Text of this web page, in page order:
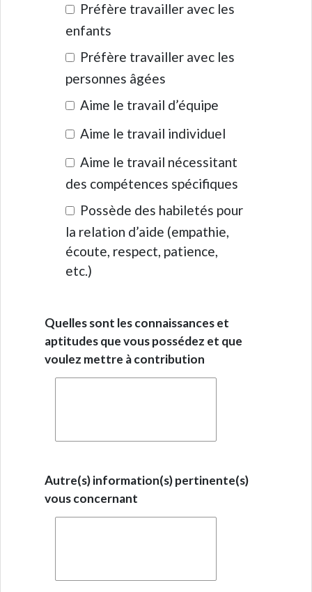
Préfère travailler avec les
enfants
Préfère travailler avec les
personnes âgées
Aime le travail d’équipe
Aime le travail individuel
Aime le travail nécessitant
des compétences spécifiques
Possède des habiletés pour
la relation d’aide (empathie,
écoute, respect, patience,
etc.)
Quelles sont les connaissances et
aptitudes que vous possédez et que
voulez mettre à contribution
Autre(s) information(s) pertinente(s)
vous concernant